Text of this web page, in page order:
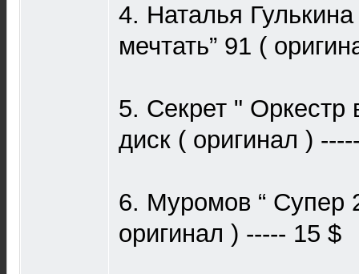
4. Наталья
мечтать” 91 (
5. Секрет " Оркестр
диск ( оригинал )
6. Муромов “ Супер
оригинал ) ----- 15 $